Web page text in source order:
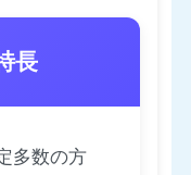
長
多数の方